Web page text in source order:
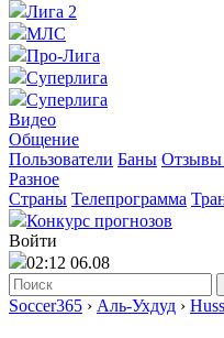
Лига 2
МЛС
Про-Лига
Суперлига
Суперлига
Видео
Общение
Пользователи Баны Отзывы
Разное
Страны Телепрограмма
Конкурс прогнозов
Войти
02:12 06.08
Soccer365 › Аль-Ухдуд ›